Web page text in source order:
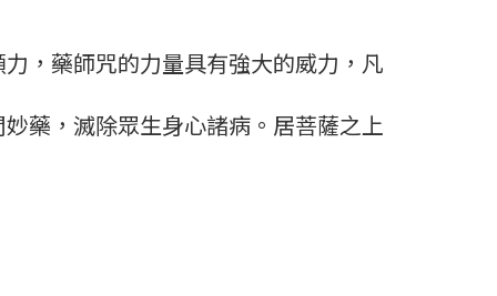
，藥師咒的力量具有強大的威力，凡
藥，滅除眾生身心諸病。居菩薩之上